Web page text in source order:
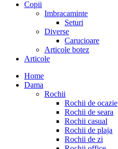
Copii
Imbracaminte
Seturi
Diverse
Carucioare
Articole botez
Articole
Home
Dama
Rochii
Rochii de ocazie
Rochii de seara
Rochii casual
Rochii de plaja
Rochii de zi